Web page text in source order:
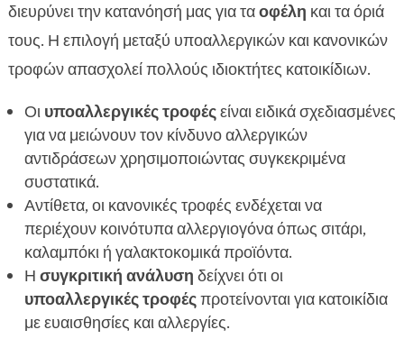
διευρύνει την κατανόησή μας για ταοφέλη και τα όριά
τους. Η επιλογή μεταξύ υποαλλεργικών και κανονικών
τροφών απασχολεί πολλούς ιδιοκτήτες κατοικίδιων.
Οι υποαλλεργικές τροφέςείναι ειδικά σχεδιασμένες
για να μειώνουν τον κίνδυνο αλλεργικών
αντιδράσεων χρησιμοποιώντας συγκεκριμένα
συστατικά.
Αντίθετα, οι κανονικές τροφές ενδέχεται να
περιέχουν κοινότυπα αλλεργιογόνα όπως σιτάρι,
καλαμπόκι ή γαλακτοκομικά προϊόντα.
Η συγκριτική ανάλυση δείχνει ότι οι
υποαλλεργικές τροφέςπροτείνονται για κατοικίδια
με ευαισθησίες και αλλεργίες.